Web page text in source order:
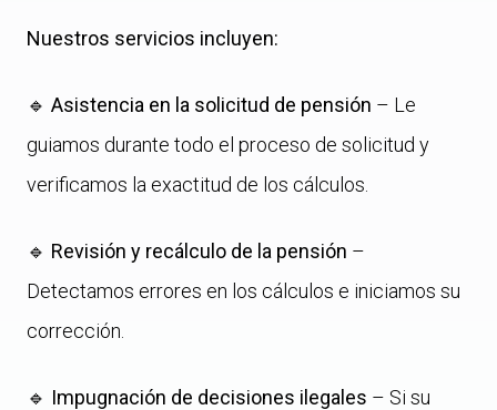
Nuestros servicios incluyen:
🔹 Asistencia en la solicitud de pensión – Le
guiamos durante todo el proceso de solicitud y
verificamos la exactitud de los cálculos.
🔹 Revisión y recálculo de la pensión –
Detectamos errores en los cálculos e iniciamos su
corrección.
🔹 Impugnación de decisiones ilegales – Si su